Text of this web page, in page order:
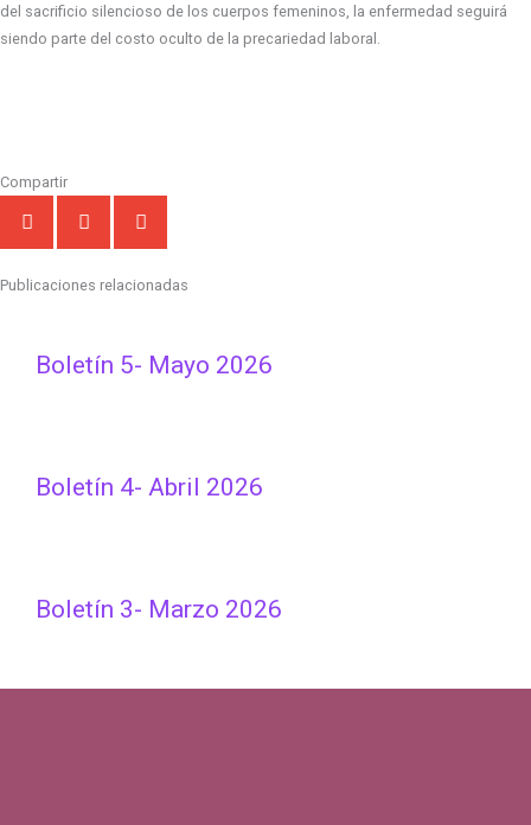
del sacrificio silencioso de los cuerpos femeninos, la enfermedad seguirá
siendo parte del costo oculto de la precariedad laboral.
Compartir
Publicaciones relacionadas
Boletín 5- Mayo 2026
Boletín 4- Abril 2026
Boletín 3- Marzo 2026